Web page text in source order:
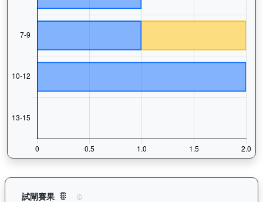
試閘賽果 嘉應光彩（K134）— 試閘賽果紀錄：查看馬匹